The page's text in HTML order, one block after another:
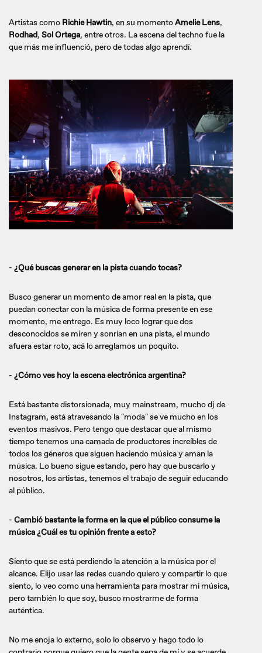
Artistas como Richie Hawtin, en su momentoAmelie Lens,
Rodhad, Sol Ortega, entre otros. La escena del techno fue la
que más me influenció, pero de todas algo aprendí.
- ¿Qué buscas generar en la pista cuando tocas?
Busco generar un momento de amor real en la pista, que
puedan conectar con la música de forma presente en ese
momento, me entrego. Es muy loco lograr que dos
desconocidos se miren y sonrían en una pista, el mundo
afuera estar roto, acá lo arreglamos un poquito.
- ¿Cómo ves hoy la escena electrónica argentina?
Está bastante distorsionada, muy mainstream, mucho dj de
Instagram, está atravesando la "moda" se ve mucho en los
eventos masivos. Pero tengo que destacar que al mismo
tiempo tenemos una camada de productores increíbles de
todos los géneros que siguen haciendo música y aman la
música. Lo bueno sigue estando, pero hay que buscarlo y
nosotros, los artistas, tenemos el trabajo de seguir educando
al público.
- Cambió bastante la forma en la que el público consume la
música ¿Cuál es tu opinión frente a esto?
Siento que se está perdiendo la atención a la música por el
alcance. Elijo usar las redes cuando quiero y compartir lo que
siento, lo veo como una herramienta para mostrar mi música,
pero también lo que soy, busco mostrarme de forma
auténtica.
No me enoja lo externo, solo lo observo y hago todo lo